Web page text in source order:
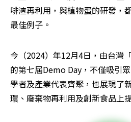
啡渣再利用，與植物蛋的研發，
最佳例子。
今（2024）年12月4日，由台灣
的第七屆Demo Day，不僅吸引
學者及產業代表齊聚，也展現了
環、廢棄物再利用及創新食品上